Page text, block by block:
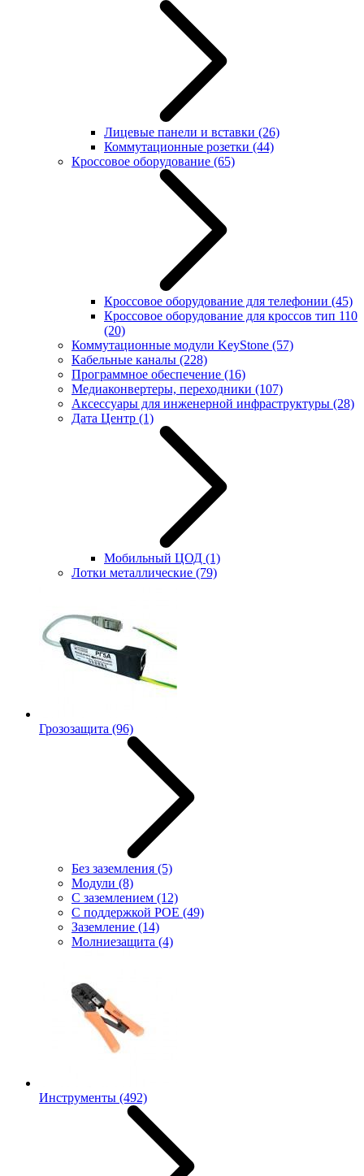
Лицевые панели и вставки (26)
Коммутационные розетки (44)
Кроссовое оборудование (65)
Кроссовое оборудование для телефонии (45)
Кроссовое оборудование для кроссов тип 110
(20)
Коммутационные модули KeyStone (57)
Кабельные каналы (228)
Программное обеспечение (16)
Медиаконвертеры, переходники (107)
Аксессуары для инженерной инфраструктуры (28)
Дата Центр (1)
Мобильный ЦОД (1)
Лотки металлические (79)
Грозозащита (96)
Без заземления (5)
Модули (8)
С заземлением (12)
С поддержкой POE (49)
Заземление (14)
Молниезащита (4)
Инструменты (492)